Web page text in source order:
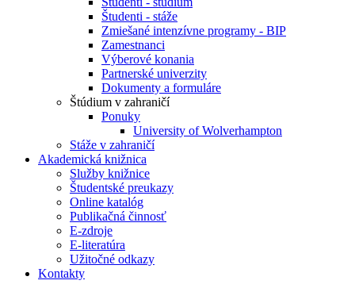
Študenti - stáže
Zmiešané intenzívne programy - BIP
Zamestnanci
Výberové konania
Partnerské univerzity
Dokumenty a formuláre
Štúdium v zahraničí
Ponuky
University of Wolverhampton
Stáže v zahraničí
Akademická knižnica
Služby knižnice
Študentské preukazy
Online katalóg
Publikačná činnosť
E-zdroje
E-literatúra
Užitočné odkazy
Kontakty